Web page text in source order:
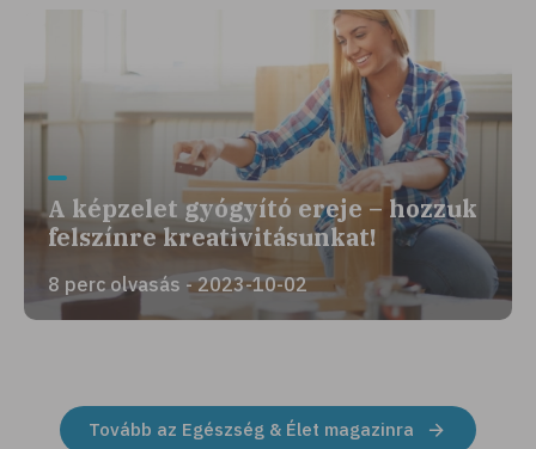
A képzelet gyógyító ereje – hozzuk
felszínre kreativitásunkat!
8 perc olvasás - 2023-10-02
Tovább az Egészség & Élet magazinra